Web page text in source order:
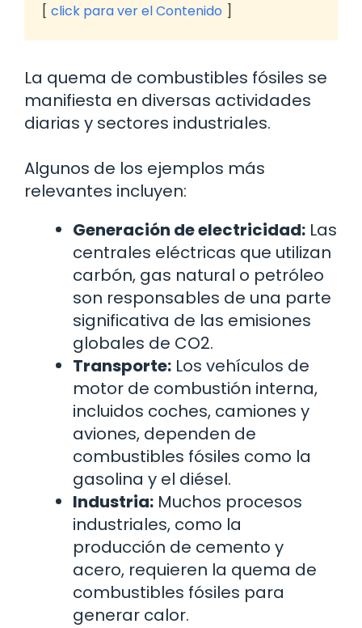
click para ver el Contenido
La quema de combustibles fósiles se
manifiesta en diversas actividades
diarias y sectores industriales.
Algunos de los ejemplos más
relevantes incluyen:
Generación de electricidad: Las
centrales eléctricas que utilizan
carbón, gas natural o petróleo
son responsables de una parte
significativa de las emisiones
globales de CO2.
Transporte: Los vehículos de
motor de combustión interna,
incluidos coches, camiones y
aviones, dependen de
combustibles fósiles como la
gasolina y el diésel.
Industria: Muchos procesos
industriales, como la
producción de cemento y
acero, requieren la quema de
combustibles fósiles para
generar calor.